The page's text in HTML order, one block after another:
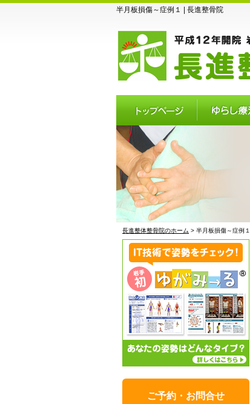
半月板損傷～症例１ | 長進整骨院
ゆらし療法
長進整体整骨院のホーム > 半月板損傷～症例１
ご予約・お問合せ